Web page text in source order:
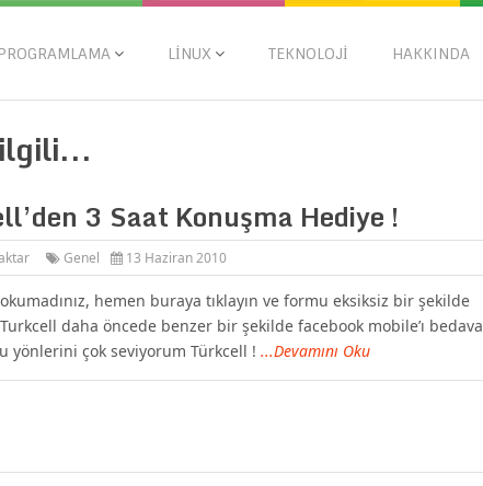
PROGRAMLAMA LINUX TEKNOLOJI HAKKINDA
3 Saat Konuşma Hediye !
Genel 13 Haziran 2010
hemen buraya tıklayın ve formu eksiksiz bir şekilde
daha öncede benzer bir şekilde facebook mobile’ı bedava
yönlerini çok seviyorum Türkcell ! ...Devamını Oku